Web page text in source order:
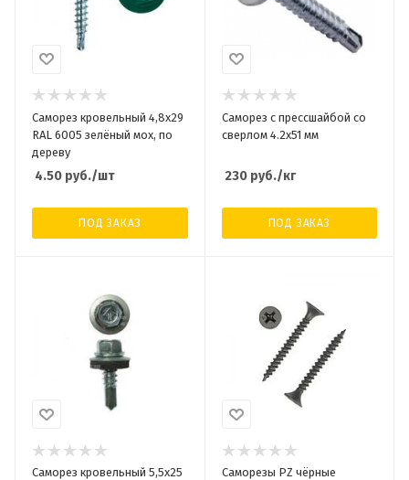
Саморез кровельный 4,8x29
RAL 6005 зелёный мох, по
дереву
4.50 руб./шт
ПОД ЗАКАЗ
Саморез с прессшайбой со
сверлом 4.2х51 мм
230руб./кг
ПОД ЗАКАЗ
Саморез кровельный 5,5x25
Саморезы PZ чёрные